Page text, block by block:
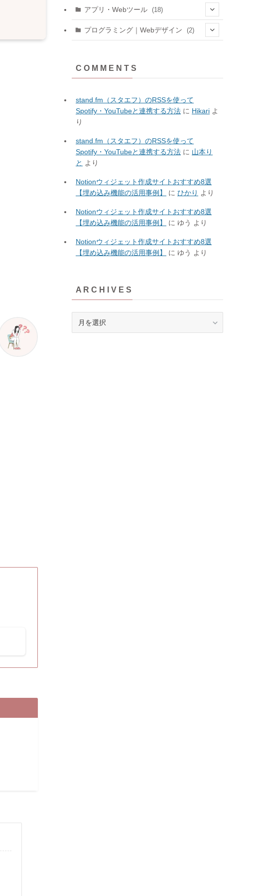
(6)
(3)
(1)
(8)
アプリ・Webツール (18)
(1)
(3)
プログラミング｜Webデザイン (2)
(1)
C O M M E N T S
stand.fm（スタエフ）のRSSを使って
Spotify・YouTubeと連携する方法 に Hikari よ
り
stand.fm（スタエフ）のRSSを使って
Spotify・YouTubeと連携する方法 に 山本り
と より
Notionウィジェット作成サイトおすすめ8選
【埋め込み機能の活用事例】
に ひかり より
Notionウィジェット作成サイトおすすめ8選
【埋め込み機能の活用事例】
に ゆう より
Notionウィジェット作成サイトおすすめ8選
【埋め込み機能の活用事例】
に ゆう より
A R C H I V E S